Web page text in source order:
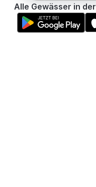
Alle Gewässer in